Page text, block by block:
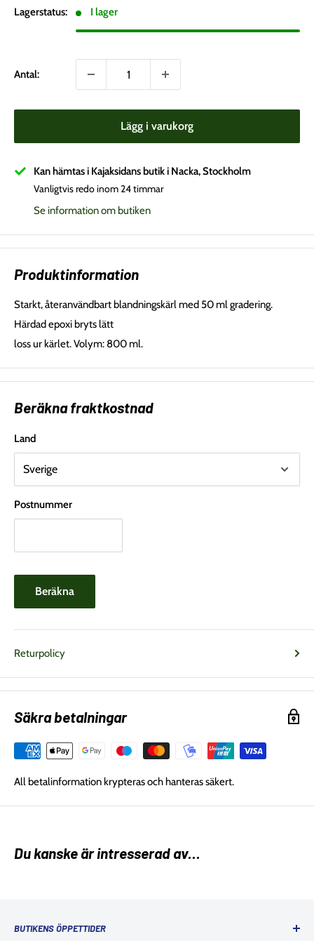
Lagerstatus: I lager
Antal:
Lägg i varukorg
Kan hämtas i Kajaksidans butik i Nacka, Stockholm
Vanligtvis redo inom 24 timmar
Se information om butiken
Produktinformation
Starkt, återanvändbart blandningskärl med 50 ml gradering.
Härdad epoxi bryts lätt
loss ur kärlet. Volym: 800 ml.
Beräkna fraktkostnad
Land
Postnummer
Beräkna
Returpolicy
Säkra betalningar
All betalinformation krypteras och hanteras säkert.
Du kanske är intresserad av...
BUTIKENS ÖPPETTIDER